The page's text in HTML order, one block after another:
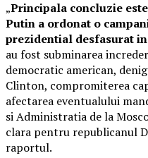
„Principala concluzie
Putin a ordonat o
prezidential desfasurat in
au fost subminarea
democratic american,
Clinton, compromiterea
afectarea eventualului
si Administratia de la
clara pentru republicanul
raportul.